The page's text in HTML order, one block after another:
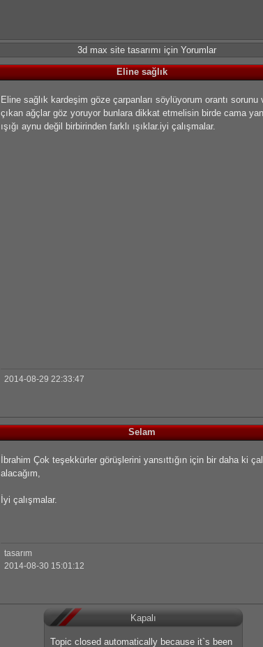
3d max site tasarımı için Yorumlar
Eline sağlık
Eline sağlık kardeşim göze çarpanları söylüyorum orantı sorunu
çıkan ağçlar göz yoruyor bunlara dikkat etmelisin birde cama
ışığı aynu değil birbirinden farklı ışıklar.iyi çalışmalar.
2014-08-29 22:33:47
Selam
İbrahim Çok teşekkürler görüşlerini yansıttığın için bir daha ki
alacağım,
İyi çalışmalar.
tasarım
2014-08-30 15:01:12
Kapalı
Topic closed automatically because it`s been